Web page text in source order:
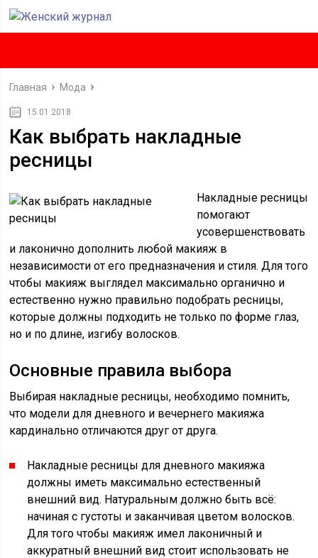
Главная Мода
15.01.2018
Как выбрать накладные
ресницы
Накладные ресницы
помогают
усовершенствовать
и лаконично дополнить любой макияж в
независимости от его предназначения и стиля. Для того
чтобы макияж выглядел максимально органично и
естественно нужно правильно подобрать ресницы,
которые должны подходить не только по форме глаз,
но и по длине, изгибу волосков.
Основные правила выбора
Выбирая накладные ресницы, необходимо помнить,
что модели для дневного и вечернего макияжа
кардинально отличаются друг от друга.
Накладные ресницы для дневного макияжа
должны иметь максимально естественный
внешний вид. Натуральным должно быть всё:
начиная с густоты и заканчивая цветом волосков.
Для того чтобы макияж имел лаконичный и
аккуратный внешний вид стоит использовать не